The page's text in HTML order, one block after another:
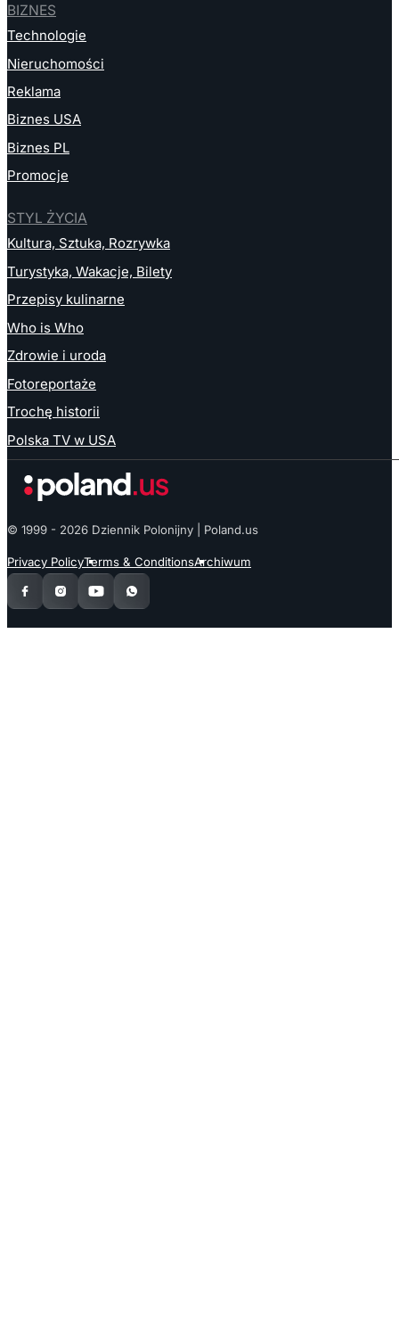
BIZNES
Technologie
Nieruchomości
Reklama
Biznes USA
Biznes PL
Promocje
STYL ŻYCIA
Kultura, Sztuka, Rozrywka
Turystyka, Wakacje, Bilety
Przepisy kulinarne
Who is Who
Zdrowie i uroda
Fotoreportaże
Trochę historii
Polska TV w USA
© 1999 - 2026 Dziennik Polonijny | Poland.us
Privacy PolicyTerms & ConditionsArchiwum